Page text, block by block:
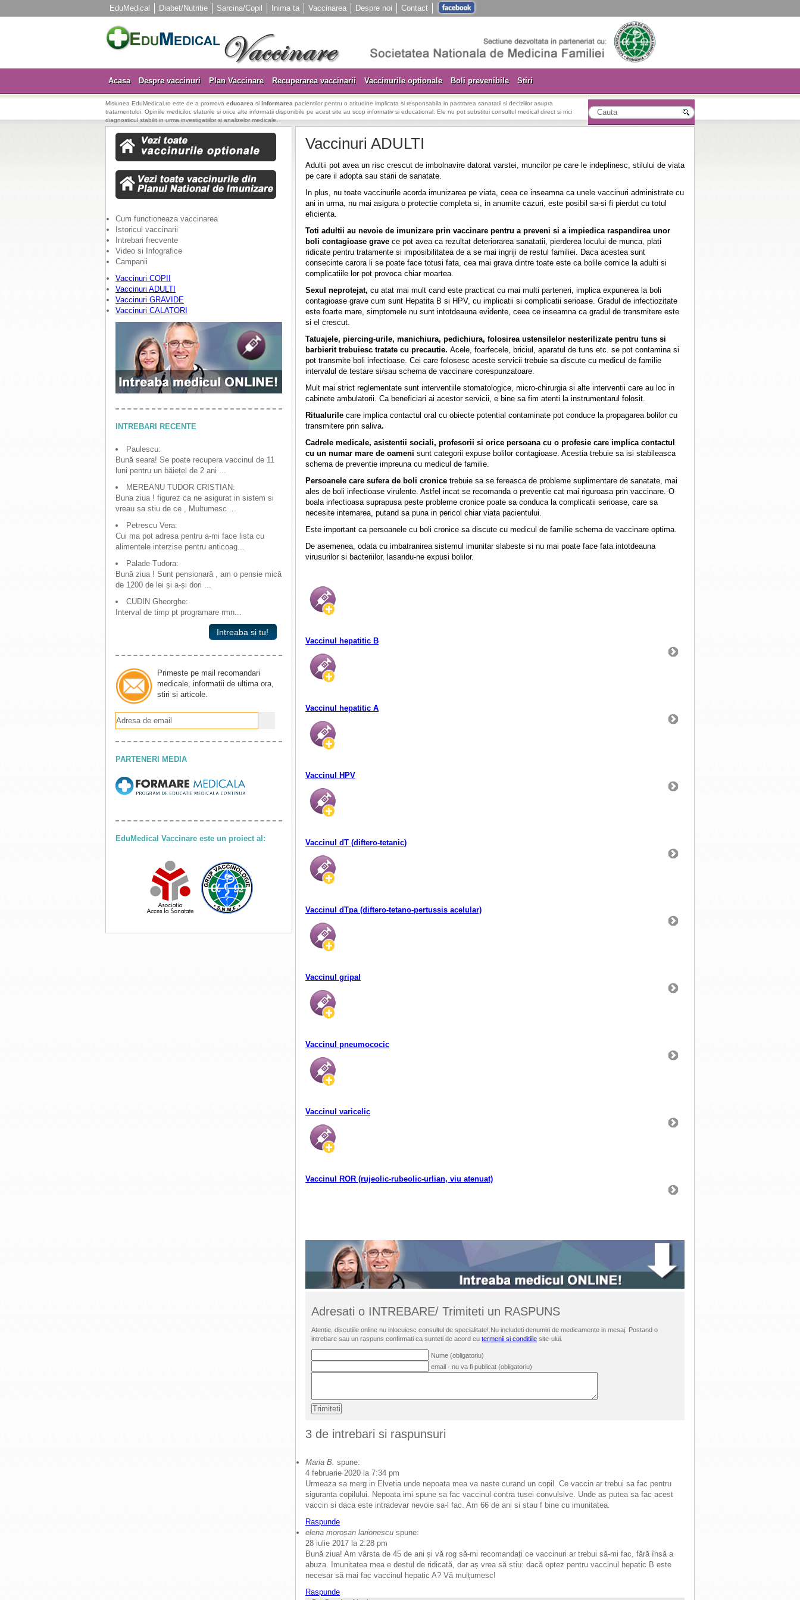
EduMedical Diabet/Nutritie Sarcina/Copil Inima ta Vaccinarea Despre noi Contact
Acasa Despre vaccinuri Plan Vaccinare Recuperarea vaccinarii Vaccinurile optionale Boli prevenibile Stiri
Misiunea EduMedical.ro este de a promova educarea si informarea pacientilor pentru o atitudine implicata si responsabila in pastrarea sanatatii si deciziilor asupra
tratamentului. Opiniile medicilor, sfaturile si orice alte informatii disponibile pe acest site au scop informativ si educational. Ele nu pot substitui consultul medical direct si nici
diagnosticul stabilit in urma investigatiilor si analizelor medicale.
Cum functioneaza vaccinarea
Istoricul vaccinarii
Intrebari frecvente
Video si Infografice
Campanii
Vaccinuri COPII
Vaccinuri ADULTI
Vaccinuri GRAVIDE
Vaccinuri CALATORI
INTREBARI RECENTE
Paulescu:
Bună seara! Se poate recupera vaccinul de 11
luni pentru un băiețel de 2 ani ...
MEREANU TUDOR CRISTIAN:
Buna ziua ! figurez ca ne asigurat in sistem si
vreau sa stiu de ce , Multumesc ...
Petrescu Vera:
Cui ma pot adresa pentru a-mi face lista cu
alimentele interzise pentru anticoag...
Palade Tudora:
Bună ziua ! Sunt pensionară , am o pensie mică
de 1200 de lei și a-și dori ...
CUDIN Gheorghe:
Interval de timp pt programare rmn...
Intreaba si tu!
Primeste pe mail recomandari
medicale, informatii de ultima ora,
stiri si articole.
PARTENERI MEDIA
EduMedical Vaccinare este un proiect al:
Vaccinuri ADULTI
Adultii pot avea un risc crescut de imbolnavire datorat varstei, muncilor pe care le indeplinesc, stilului de viata
pe care il adopta sau starii de sanatate.
In plus, nu toate vaccinurile acorda imunizarea pe viata, ceea ce inseamna ca unele vaccinuri administrate cu
ani in urma, nu mai asigura o protectie completa si, in anumite cazuri, este posibil sa-si fi pierdut cu totul
eficienta.
Toti adultii au nevoie de imunizare prin vaccinare pentru a preveni si a impiedica raspandirea unor
boli contagioase grave ce pot avea ca rezultat deteriorarea sanatatii, pierderea locului de munca, plati
ridicate pentru tratamente si imposibilitatea de a se mai ingriji de restul familiei. Daca acestea sunt
consecinte carora li se poate face totusi fata, cea mai grava dintre toate este ca bolile cornice la adulti si
complicatiile lor pot provoca chiar moartea.
Sexul neprotejat, cu atat mai mult cand este practicat cu mai multi parteneri, implica expunerea la boli
contagioase grave cum sunt Hepatita B si HPV, cu implicatii si complicatii serioase. Gradul de infectiozitate
este foarte mare, simptomele nu sunt intotdeauna evidente, ceea ce inseamna ca gradul de transmitere este
si el crescut.
Tatuajele, piercing-urile, manichiura, pedichiura, folosirea ustensilelor nesterilizate pentru tuns si
barbierit trebuiesc tratate cu precautie. Acele, foarfecele, briciul, aparatul de tuns etc. se pot contamina si
pot transmite boli infectioase. Cei care folosesc aceste servicii trebuie sa discute cu medicul de familie
intervalul de testare si/sau schema de vaccinare corespunzatoare.
Mult mai strict reglementate sunt interventiile stomatologice, micro-chirurgia si alte interventii care au loc in
cabinete ambulatorii. Ca beneficiari ai acestor servicii, e bine sa fim atenti la instrumentarul folosit.
Ritualurile care implica contactul oral cu obiecte potential contaminate pot conduce la propagarea bolilor cu
transmitere prin saliva.
Cadrele medicale, asistentii sociali, profesorii si orice persoana cu o profesie care implica contactul
cu un numar mare de oameni sunt categorii expuse bolilor contagioase. Acestia trebuie sa isi stabileasca
schema de preventie impreuna cu medicul de familie.
Persoanele care sufera de boli cronice trebuie sa se fereasca de probleme suplimentare de sanatate, mai
ales de boli infectioase virulente. Astfel incat se recomanda o preventie cat mai riguroasa prin vaccinare. O
boala infectioasa suprapusa peste probleme cronice poate sa conduca la complicatii serioase, care sa
necesite internarea, putand sa puna in pericol chiar viata pacientului.
Este important ca persoanele cu boli cronice sa discute cu medicul de familie schema de vaccinare optima.
De asemenea, odata cu imbatranirea sistemul imunitar slabeste si nu mai poate face fata intotdeauna
virusurilor si bacteriilor, lasandu-ne expusi bolilor.
Vaccinul hepatitic B
Vaccinul hepatitic A
Vaccinul HPV
Vaccinul dT (diftero-tetanic)
Vaccinul dTpa (diftero-tetano-pertussis acelular)
Vaccinul gripal
Vaccinul pneumococic
Vaccinul varicelic
Vaccinul ROR (rujeolic-rubeolic-urlian, viu atenuat)
Adresati o INTREBARE/ Trimiteti un RASPUNS
Atentie, discutiile online nu inlocuiesc consultul de specialitate! Nu includeti denumiri de medicamente in mesaj. Postand o
intrebare sau un raspuns confirmati ca sunteti de acord cu termenii si conditiile site-ului.
Nume (obligatoriu)
email - nu va fi publicat (obligatoriu)
3 de intrebari si raspunsuri
Maria B. spune:
4 februarie 2020 la 7:34 pm
Urmeaza sa merg in Elvetia unde nepoata mea va naste curand un copil. Ce vaccin ar trebui sa fac pentru
siguranta copilului. Nepoata imi spune sa fac vaccinul contra tusei convulsive. Unde as putea sa fac acest
vaccin si daca este intradevar nevoie sa-l fac. Am 66 de ani si stau f bine cu imunitatea.
Raspunde
elena moroșan larionescu spune:
28 iulie 2017 la 2:28 pm
Bună ziua! Am vârsta de 45 de ani și vă rog să-mi recomandați ce vaccinuri ar trebui să-mi fac, fără însă a
abuza. Imunitatea mea e destul de ridicată, dar aș vrea să știu: dacă optez pentru vaccinul hepatic B este
necesar să mai fac vaccinul hepatic A? Vă mulțumesc!
Raspunde